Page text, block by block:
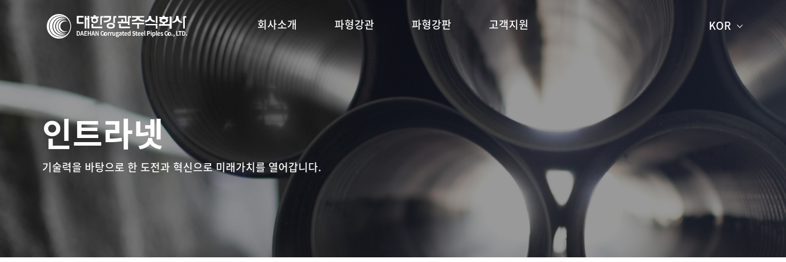
회사소개 파형강관 파형강판 고객지원 KOR
인트라넷
기술력을 바탕으로 한 도전과 혁신으로 미래가치를 열어갑니다.